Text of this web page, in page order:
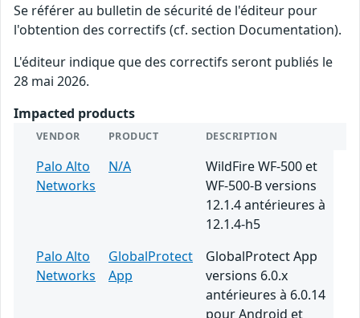
Se référer au bulletin de sécurité de l'éditeur pour
l'obtention des correctifs (cf. section Documentation).
L'éditeur indique que des correctifs seront publiés le
28 mai 2026.
Impacted products
VENDOR PRODUCT DESCRIPTION
Palo Alto
Networks
N/A
WildFire WF-500 et
WF-500-B versions
12.1.4 antérieures à
12.1.4-h5
Palo Alto
Networks
GlobalProtect
App
GlobalProtect App
versions 6.0.x
antérieures à 6.0.14
pour Android et